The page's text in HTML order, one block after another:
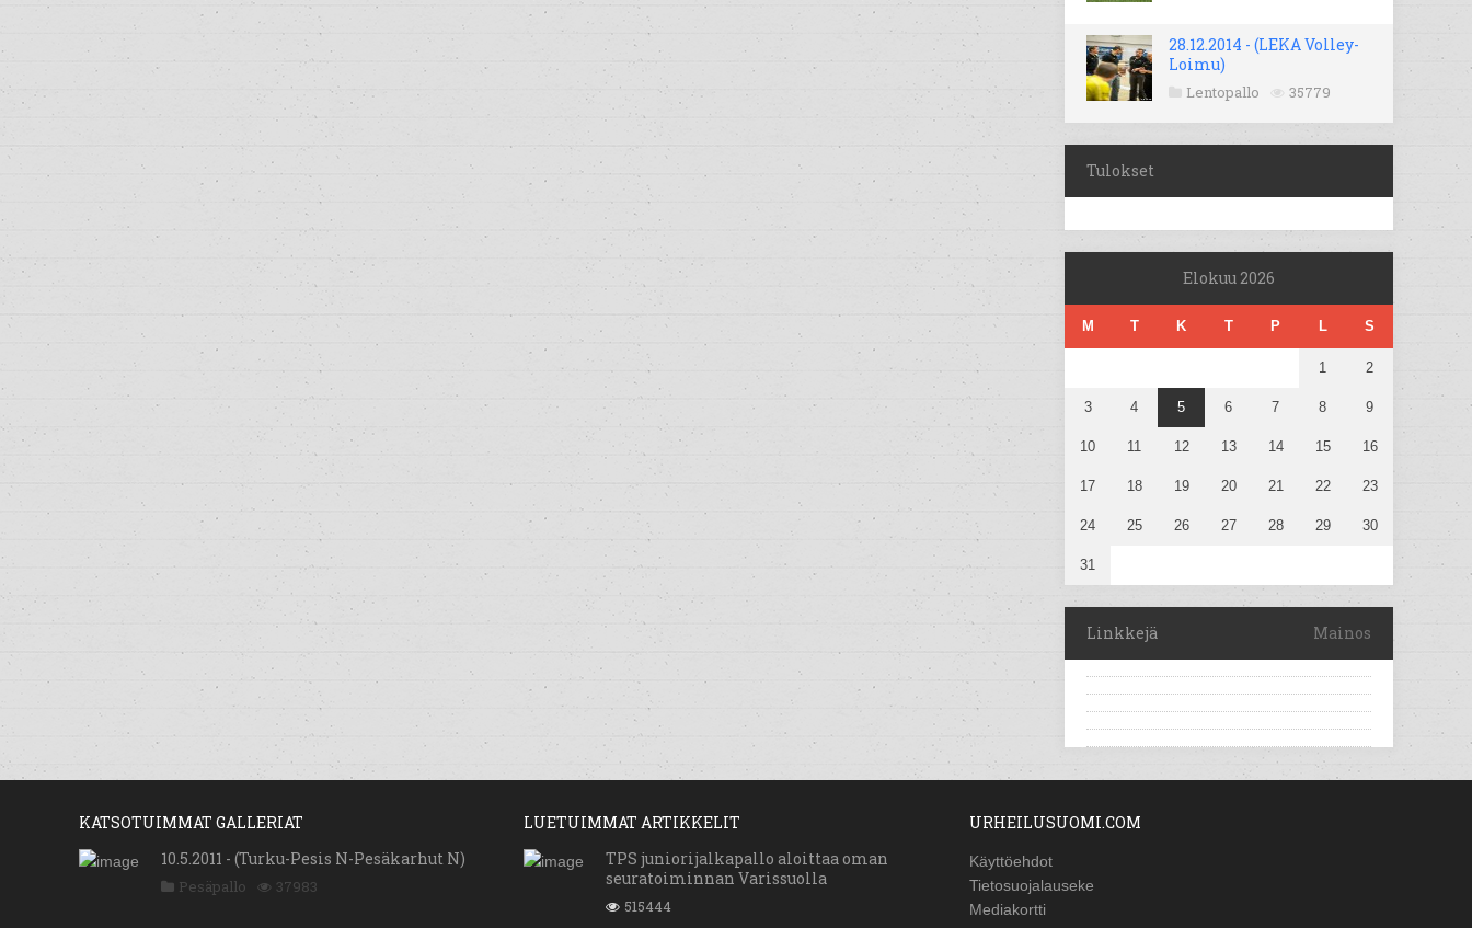
28.12.2014 - (LEKA Volley-
Loimu)
Lentopallo 35779
Tulokset
Elokuu 2026
M T K T P L S
1 2
3 4 5 6 7 8 9
10 11 12 13 14 15 16
17 18 19 20 21 22 23
24 25 26 27 28 29 30
31
Linkkejä Mainos
KATSOTUIMMAT GALLERIAT
10.5.2011 - (Turku-Pesis N-Pesäkarhut N)
Pesäpallo 37983
LUETUIMMAT ARTIKKELIT
TPS juniorijalkapallo aloittaa oman
seuratoiminnan Varissuolla
515444
URHEILUSUOMI.COM
Käyttöehdot
Tietosuojalauseke
Mediakortti